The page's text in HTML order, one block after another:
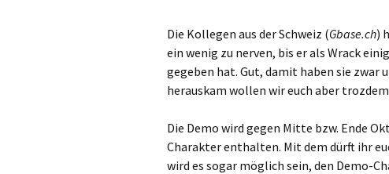
Die Kollegen aus der Schweiz (Gbase.ch)
ein wenig zu nerven, bis er als Wrack
gegeben hat. Gut, damit haben sie zwar
herauskam wollen wir euch aber
Die Demo wird gegen Mitte bzw. Ende
Charakter enthalten. Mit dem dürft ihr
wird es sogar möglich sein, den Demo-